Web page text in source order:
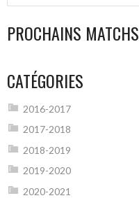
PROCHAINS MATCHS
CATÉGORIES
2016-2017
2017-2018
2018-2019
2019-2020
2020-2021